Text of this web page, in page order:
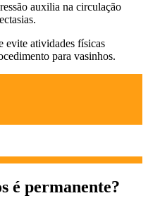
auxilia na circulação
evite atividades físicas
para vasinhos.
é permanente?